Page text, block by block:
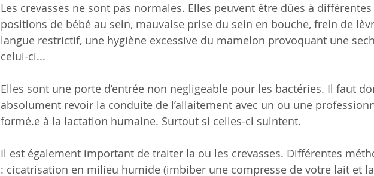
Les crevasses ne sont pas normales. Elles peuvent être dûes à différentes
positions de bébé au sein, mauvaise prise du sein en bouche, frein de
langue restrictif, une hygiène excessive du mamelon provoquant une
celui-ci...
Elles sont une porte d’entrée non negligeable pour les bactéries. Il faut
absolument revoir la conduite de l’allaitement avec un ou une
formé.e à la lactation humaine. Surtout si celles-ci suintent.
Il est également important de traiter la ou les crevasses. Différentes
: cicatrisation en milieu humide (imbiber une compresse de votre lait et